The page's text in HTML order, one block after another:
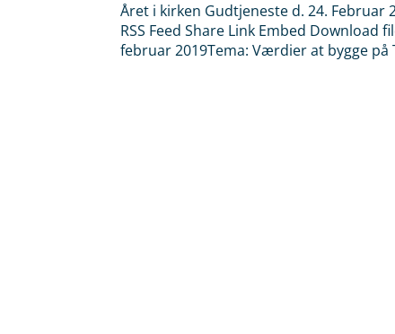
Året i kirken Gudtjeneste d. 24. Februar
RSS Feed Share Link Embed
februar 2019Tema: Værdier at bygge på